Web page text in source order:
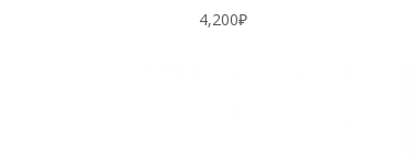
4,200₽